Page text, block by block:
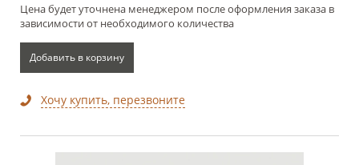
Цена будет уточнена менеджером после оформления заказа в
зависимости от необходимого количества
Добавить в корзину
Хочу купить, перезвоните